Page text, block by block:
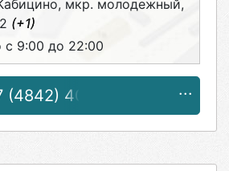
мкр. молодежный,
(+1)
с 9:00 до 22:00
40-15-52